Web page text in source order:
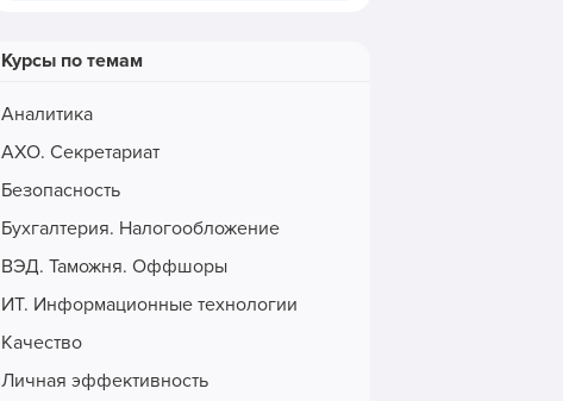
Курсы по темам
Аналитика
АХО. Секретариат
Безопасность
Бухгалтерия. Налогообложение
ВЭД. Таможня. Оффшоры
ИТ. Информационные технологии
Качество
Личная эффективность